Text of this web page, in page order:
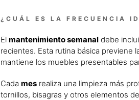
¿CUÁL ES LA FRECUENCIA
Elmantenimiento semanal debe
recientes. Esta rutina básica previene
mantiene los muebles presentables
Cadames realiza una limpieza más
tornillos, bisagras y otros elementos